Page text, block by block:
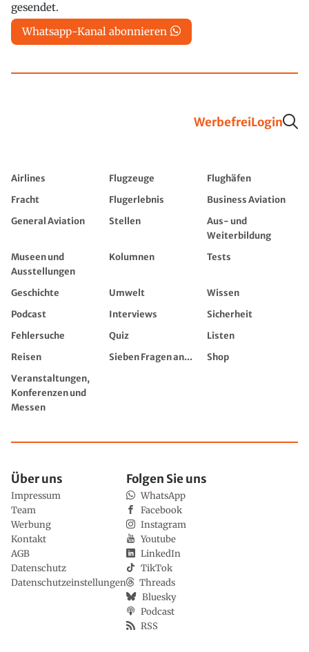
gesendet.
Whatsapp-Kanal abonnieren
WerbefreiLogin
Airlines Flugzeuge
Flughäfen
Fracht
Flugerlebnis
Business Aviation
General Aviation
Stellen
Aus- und
Weiterbildung
Museen und
Ausstellungen
Kolumnen Tests
Geschichte Umwelt
Wissen
Podcast
Interviews
Sicherheit
Fehlersuche
Quiz
Listen
Reisen
Sieben Fragen an...
Shop
Veranstaltungen,
Konferenzen und
Messen
Über uns
Impressum
Team
Werbung
Kontakt
AGB
Datenschutz
Datenschutzeinstellungen
Folgen Sie uns
WhatsApp
Facebook
Instagram
Youtube
LinkedIn
TikTok
Threads
Bluesky
Podcast
RSS